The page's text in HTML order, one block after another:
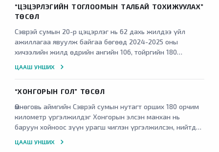
“ЦЭЦЭРЛЭГИЙН ТОГЛООМЫН ТАЛБАЙ ТОХИЖУУЛАХ”
ТӨСӨЛ
Сэврэй сумын 20-р цэцэрлэг нь 62 дахь жилдээ үйл
ажиллагаа явуулж байгаа бөгөөд 2024-2025 оны
хичээлийн жилд өдрийн ангийн 106, тойргийн 180
тоотой үйл ажиллагаагаа явуулж байна.
ЦААШ УНШИХ
“ХОНГОРЫН ГОЛ” ТӨСӨЛ
Өмнөговь аймгийн Сэврэй сумын нутагт орших 180 орчим
километр үргэлжилдэг Хонгорын элсэн манхан нь
баруун хойноос зүүн урагш чиглэн үргэлжилсэн, нийтдээ
хамгийн өргөн нь баруун хойд талдаа 27 километр,
ЦААШ УНШИХ